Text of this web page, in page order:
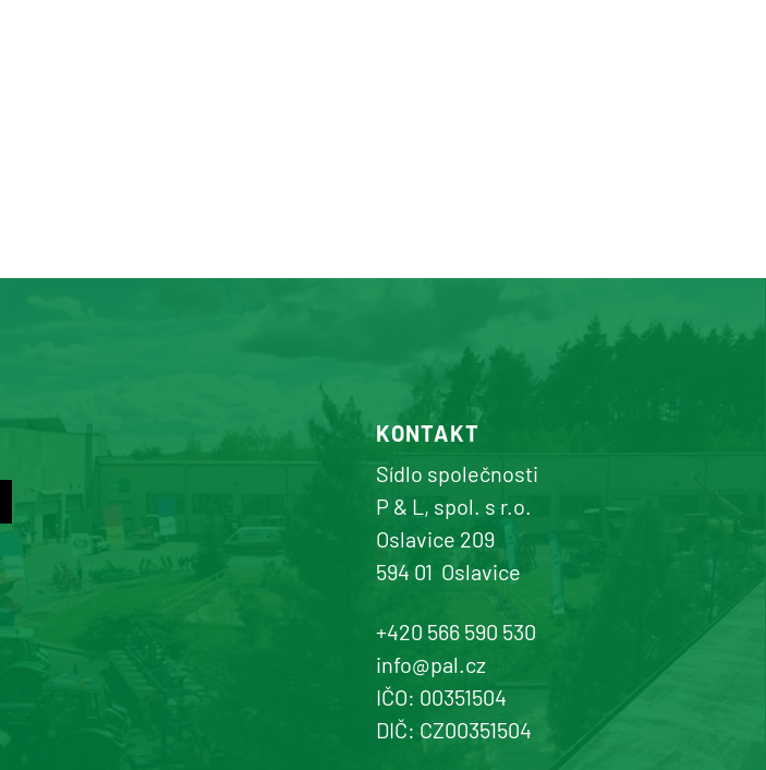
KONTAKT
Sídlo společnosti
P & L, spol. s r.o.
Oslavice 209
594 01 Oslavice
+420 566 590 530
info@pal.cz
IČO: 00351504
DIČ: CZ00351504